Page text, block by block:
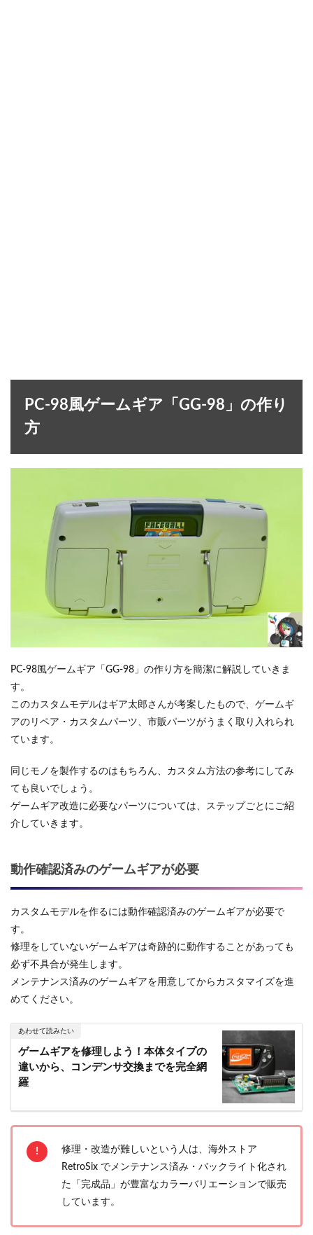
PC-98風ゲームギア「GG-98」の作り
方
PC-98風ゲームギア「GG-98」の作り方を簡潔に解説していきま
す。
このカスタムモデルはギア太郎さんが考案したもので、ゲームギ
アのリペア・カスタムパーツ、市販パーツがうまく取り入れられ
ています。
同じモノを製作するのはもちろん、カスタム方法の参考にしてみ
ても良いでしょう。
ゲームギア改造に必要なパーツについては、ステップごとにご紹
介していきます。
動作確認済みのゲームギアが必要
カスタムモデルを作るには動作確認済みのゲームギアが必要で
す。
修理をしていないゲームギアは奇跡的に動作することがあっても
必ず不具合が発生します。
メンテナンス済みのゲームギアを用意してからカスタマイズを進
めてください。
あわせて読みたい
ゲームギアを修理しよう！本体タイプの
違いから、コンデンサ交換までを完全網
羅
修理・改造が難しいという人は、海外ストア
RetroSix でメンテナンス済み・バックライト化され
た「完成品」が豊富なカラーバリエーションで販売
しています。